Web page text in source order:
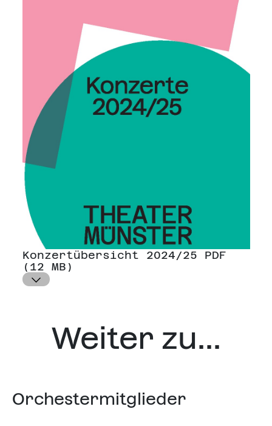
Konzertübersicht 2024/25 PDF
(12 MB)
Weiter zu...
Orchestermitglieder